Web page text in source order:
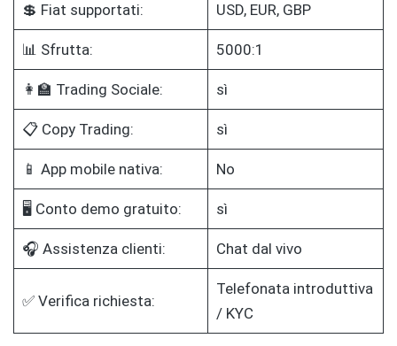
💲 Fiat supportati: USD, EUR, GBP
📊 Sfrutta: 5000:1
👩‍🏫 Trading Sociale: sì
📋 Copy Trading: sì
📱 App mobile nativa: No
🖥️ Conto demo gratuito: sì
🎧 Assistenza clienti: Chat dal vivo
✅ Verifica richiesta:
Telefonata introduttiva
/ KYC